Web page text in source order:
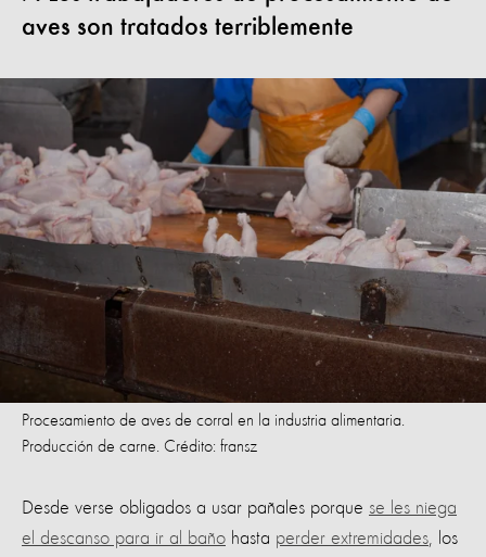
aves son tratados terriblemente
Procesamiento de aves de corral en la industria alimentaria.
Producción de carne. Crédito: fransz
Desde verse obligados a usar pañales porque se les niega
el descanso para ir al baño hasta perder extremidades, los